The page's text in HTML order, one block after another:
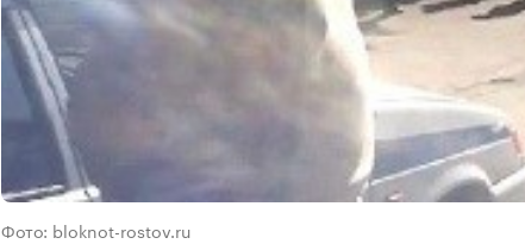
Фото: bloknot-rostov.ru